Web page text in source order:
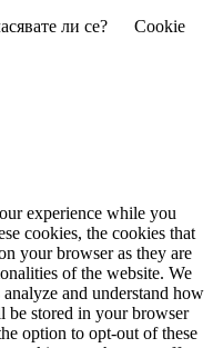
ли се?
Cookie
experience while you
cookies, the cookies that
your browser as they are
of the website. We
and understand how
be stored in your browser
option to opt-out of these